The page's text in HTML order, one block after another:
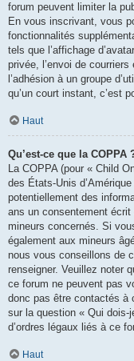
forum peuvent limiter la
En vous inscrivant, vous
fonctionnalités
tels que l’affichage
privée, l’envoi de
l’adhésion à un groupe
qu’un court instant, c’est
Haut
Qu’est-ce que la COPPA
La COPPA (pour « Child
des États-Unis
potentiellement des
ans un consentement
mineurs concernés. Si
également aux mineurs
nous vous conseillons de
renseigner. Veuillez noter
ce forum ne peuvent pas
donc pas être contactés à
sur la question « Qui dois-
d’ordres légaux liés à ce
Haut